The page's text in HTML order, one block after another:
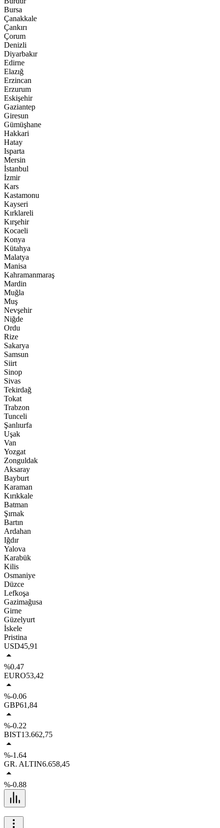
Bursa
Çanakkale
Çankırı
Çorum
Denizli
Diyarbakır
Edirne
Elazığ
Erzincan
Erzurum
Eskişehir
Gaziantep
Giresun
Gümüşhane
Hakkari
Hatay
Isparta
Mersin
İstanbul
İzmir
Kars
Kastamonu
Kayseri
Kırklareli
Kırşehir
Kocaeli
Konya
Kütahya
Malatya
Manisa
Kahramanmaraş
Mardin
Muğla
Muş
Nevşehir
Niğde
Ordu
Rize
Sakarya
Samsun
Siirt
Sinop
Sivas
Tekirdağ
Tokat
Trabzon
Tunceli
Şanlıurfa
Uşak
Van
Yozgat
Zonguldak
Aksaray
Bayburt
Karaman
Kırıkkale
Batman
Şırnak
Bartın
Ardahan
Iğdır
Yalova
Karabük
Kilis
Osmaniye
Düzce
Lefkoşa
Gazimağusa
Girne
Güzelyurt
İskele
Pristina
USD45,91
%0.47
EURO53,42
%-0.06
GBP61,84
%-0.22
BIST13.662,75
%-1.64
GR. ALTIN6.658,45
%-0.88